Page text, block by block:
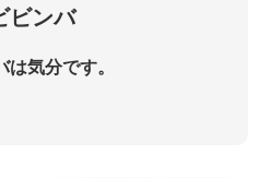
ビンバ
気分です。